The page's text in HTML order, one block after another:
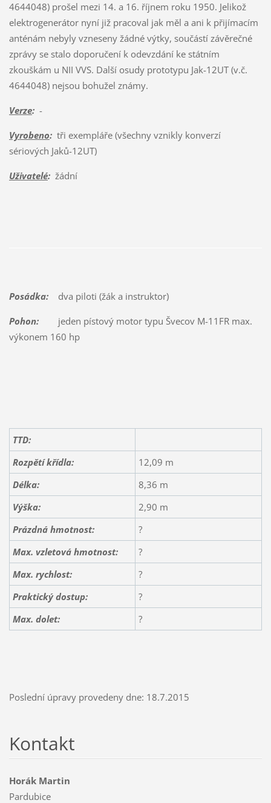
4644048) prošel mezi 14. a 16. říjnem roku 1950. Jelikož
elektrogenerátor nyní již pracoval jak měl a ani k přijímacím
anténám nebyly vzneseny žádné výtky, součástí závěrečné
zprávy se stalo doporučení k odevzdání ke státním
zkouškám u NII VVS. Další osudy prototypu Jak-12UT (v.č.
4644048) nejsou bohužel známy.
Verze:-
Vyrobeno:tři exempláře (všechny vznikly konverzí
sériových Jaků-12UT)
Uživatelé:žádní
Posádka:dva piloti (žák a instruktor)
Pohon:jeden pístový motor typu Švecov M-11FR max.
výkonem 160 hp
TTD:
Rozpětí křídla:
12,09 m
Délka:
8,36 m
Výška:
2,90 m
Prázdná hmotnost:
?
Max. vzletová hmotnost:
?
Max. rychlost:
?
Praktický dostup:
?
Max. dolet:
?
Poslední úpravy provedeny dne: 18.7.2015
Kontakt
Horák Martin
Pardubice